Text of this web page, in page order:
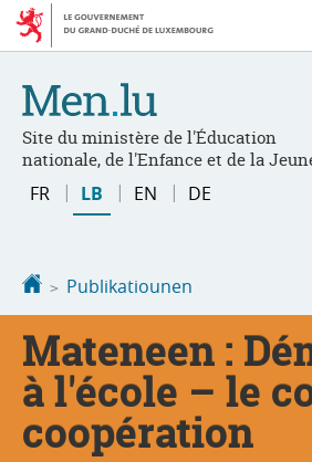
Bei
den
Aller
au
Site du ministère de l'Éducation
nationale, de l'Enfance et de la
Changer
FR LB EN DE
Startsäit
Publikatiounen
Mateneen :
à l'école – le
coopération